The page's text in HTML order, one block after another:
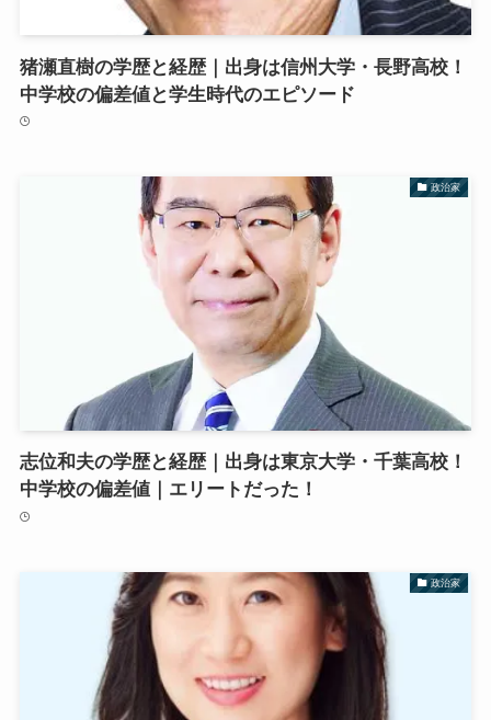
猪瀬直樹の学歴と経歴｜出身は信州大学・長野高校！
中学校の偏差値と学生時代のエピソード
政治家
志位和夫の学歴と経歴｜出身は東京大学・千葉高校！
中学校の偏差値｜エリートだった！
政治家